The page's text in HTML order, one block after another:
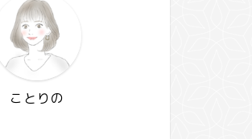
ことりの